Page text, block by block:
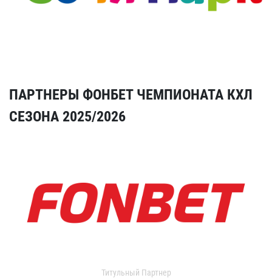
ПАРТНЕРЫ ФОНБЕТ ЧЕМПИОНАТА КХЛ
СЕЗОНА 2025/2026
Титульный Партнер